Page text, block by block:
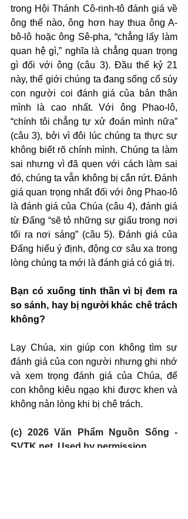
trong Hội Thánh Cô-rinh-tô đánh giá về
ông thế nào, ông hơn hay thua ông A-
bô-lô hoặc ông Sê-pha, “chẳng lấy làm
quan hệ gì,” nghĩa là chẳng quan trọng
gì đối với ông (câu 3). Đầu thế kỷ 21
này, thế giới chúng ta đang sống cổ súy
con người coi đánh giá của bản thân
mình là cao nhất. Với ông Phao-lô,
“chính tôi chẳng tự xử đoán mình nữa”
(câu 3), bởi vì đôi lúc chúng ta thực sự
không biết rõ chính mình. Chúng ta làm
sai nhưng vì đã quen với cách làm sai
đó, chúng ta vẫn không bị cắn rứt. Đánh
giá quan trọng nhất đối với ông Phao-lô
là đánh giá của Chúa (câu 4), đánh giá
từ Đấng “sẽ tỏ những sự giấu trong nơi
tối ra nơi sáng” (câu 5). Đánh giá của
Đấng hiểu ý định, động cơ sâu xa trong
lòng chúng ta mới là đánh giá có giá trị.
Bạn có xuống tinh thần vì bị đem ra
so sánh, hay bị người khác chê trách
không?
Lạy Chúa, xin giúp con không tìm sự
đánh giá của con người nhưng ghi nhớ
và xem trọng đánh giá của Chúa, để
con không kiêu ngạo khi được khen và
không nản lòng khi bị chê trách.
(c) 2026 Văn Phẩm Nguồn Sống -
SVTK.net. Used by permission.